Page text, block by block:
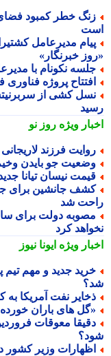
مدیرعامل
خبرنگار»
نکونام با مدیرعامل
پروژه فناوری
کشی از سربرنیتسا
ویژهروز نو
فرزند لاریجانی
جو بایدن وخیم
نیسان تیانا جدید در
جانشین برای
شد
دولت برای
کرد
ویژهایونا نیوز
نفت آمریکا به کف 40 ساله رسید
های باران خورده»
معوقات فروردین
وزیر کشور